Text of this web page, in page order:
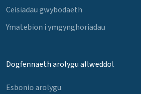
Ceisiadau gwybodaeth
Ymatebion i ymgynghoriadau
Dogfennaeth arolygu allweddol
Esbonio arolygu